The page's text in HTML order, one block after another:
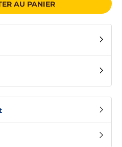
AU PANIER